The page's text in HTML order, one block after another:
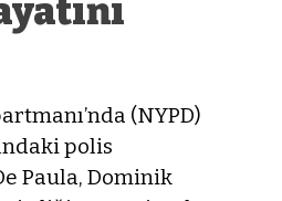
(NYPD)
polis
Paula, Dominik